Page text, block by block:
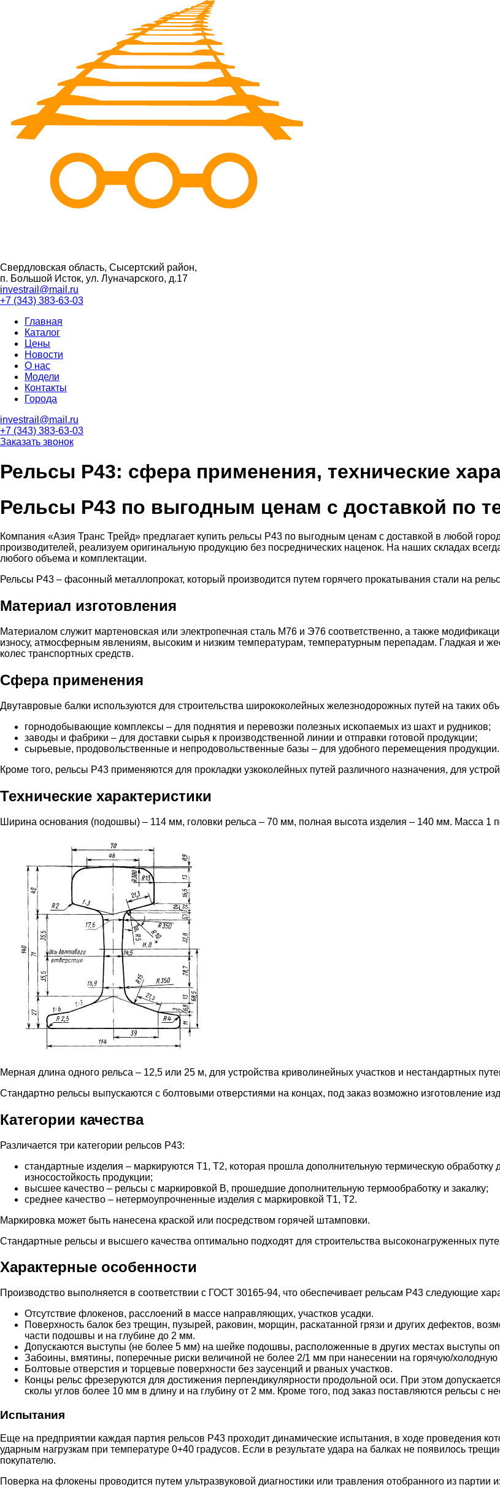
Свердловская область, Сысертский район,
п. Большой Исток, ул. Луначарского, д.17
investrail@mail.ru
+7 (343) 383-63-03
Главная
Каталог
Цены
Новости
О нас
Модели
Контакты
Города
investrail@mail.ru
+7 (343) 383-63-03
Заказать звонок
Рельсы Р43: сфера применения, технические
Рельсы Р43 по выгодным ценам с доставкой по
Компания «Азия Транс Трейд» предлагает купить рельсы Р43 по выгодным ценам с доставкой в любой
производителей, реализуем оригинальную продукцию без посреднических наценок. На наших складах
любого объема и комплектации.
Рельсы Р43 – фасонный металлопрокат, который производится путем горячего прокатывания стали на
Материал изготовления
Материалом служит мартеновская или электропечная сталь М76 и Э76 соответственно, а также
износу, атмосферным явлениям, высоким и низким температурам, температурным перепадам. Гладкая и
колес транспортных средств.
Сфера применения
Двутавровые балки используются для строительства ширококолейных железнодорожных путей на таких
горнодобывающие комплексы – для поднятия и перевозки полезных ископаемых из шахт и рудников;
заводы и фабрики – для доставки сырья к производственной линии и отправки готовой продукции;
сырьевые, продовольственные и непродовольственные базы – для удобного перемещения продукции.
Кроме того, рельсы Р43 применяются для прокладки узкоколейных путей различного назначения, для
Технические характеристики
Ширина основания (подошвы) – 114 мм, головки рельса – 70 мм, полная высота изделия – 140 мм. Масса 1
Мерная длина одного рельса – 12,5 или 25 м, для устройства криволинейных участков и нестандартных
Стандартно рельсы выпускаются с болтовыми отверстиями на концах, под заказ возможно изготовление
Категории качества
Различается три категории рельсов Р43:
стандартные изделия – маркируются Т1, Т2, которая прошла дополнительную термическую обработку
износостойкость продукции;
высшее качество – рельсы с маркировкой В, прошедшие дополнительную термообработку и закалку;
среднее качество – нетермоупрочненные изделия с маркировкой Т1, Т2.
Маркировка может быть нанесена краской или посредством горячей штамповки.
Стандартные рельсы и высшего качества оптимально подходят для строительства высоконагруженных
Характерные особенности
Производство выполняется в соответствии с ГОСТ 30165-94, что обеспечивает рельсам Р43 следующие
Отсутствие флокенов, расслоений в массе направляющих, участков усадки.
Поверхность балок без трещин, пузырей, раковин, морщин, раскатанной грязи и других дефектов,
части подошвы и на глубине до 2 мм.
Допускаются выступы (не более 5 мм) на шейке подошвы, расположенные в других местах выступы
Забоины, вмятины, поперечные риски величиной не более 2/1 мм при нанесении на горячую/холодную
Болтовые отверстия и торцевые поверхности без заусенций и рваных участков.
Концы рельс фрезеруются для достижения перпендикулярности продольной оси. При этом
сколы углов более 10 мм в длину и на глубину от 2 мм. Кроме того, под заказ поставляются рельсы с
Испытания
Еще на предприятии каждая партия рельсов Р43 проходит динамические испытания, в ходе проведения
ударным нагрузкам при температуре 0+40 градусов. Если в результате удара на балках не появилось
покупателю.
Поверка на флокены проводится путем ультразвуковой диагностики или травления отобранного из партии